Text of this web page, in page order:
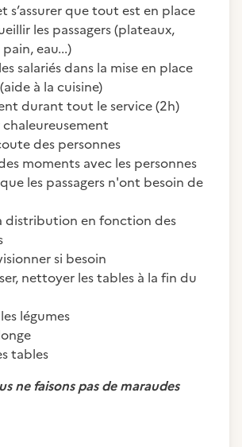
s’assurer que tout est en place
les passagers (plateaux,
eau...)
salariés dans la mise en place
à la cuisine)
durant tout le service (2h)
des personnes
moments avec les personnes
les passagers n'ont besoin de
distribution en fonction des
si besoin
nettoyer les tables à la fin du
légumes
tables
ne faisons pas de maraudes